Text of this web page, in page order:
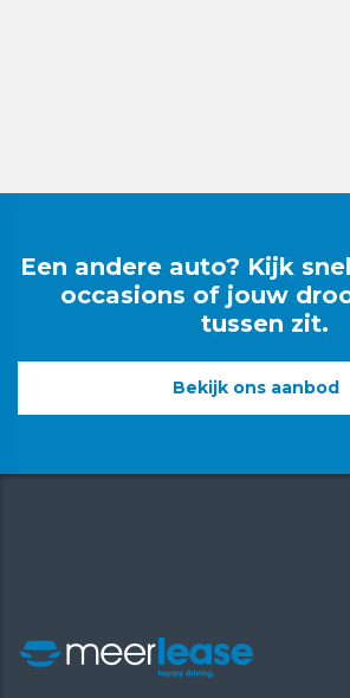
Een andere auto? Kijk
occasions of jouw
tussen zit.
Bekijk ons aanbod